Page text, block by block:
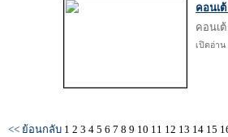
คอนเ
คอนเ
เปิดอ่าน
<< ย้อนกลับ 1 2 3 4 5 6 7 8 9 10 11 12 13 14 15